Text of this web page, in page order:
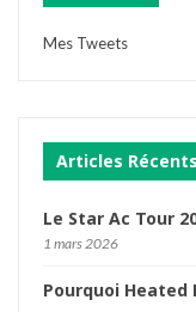
Mes Tweets
Articles Récents
Le Star Ac Tour
1 mars 2026
Pourquoi Heated